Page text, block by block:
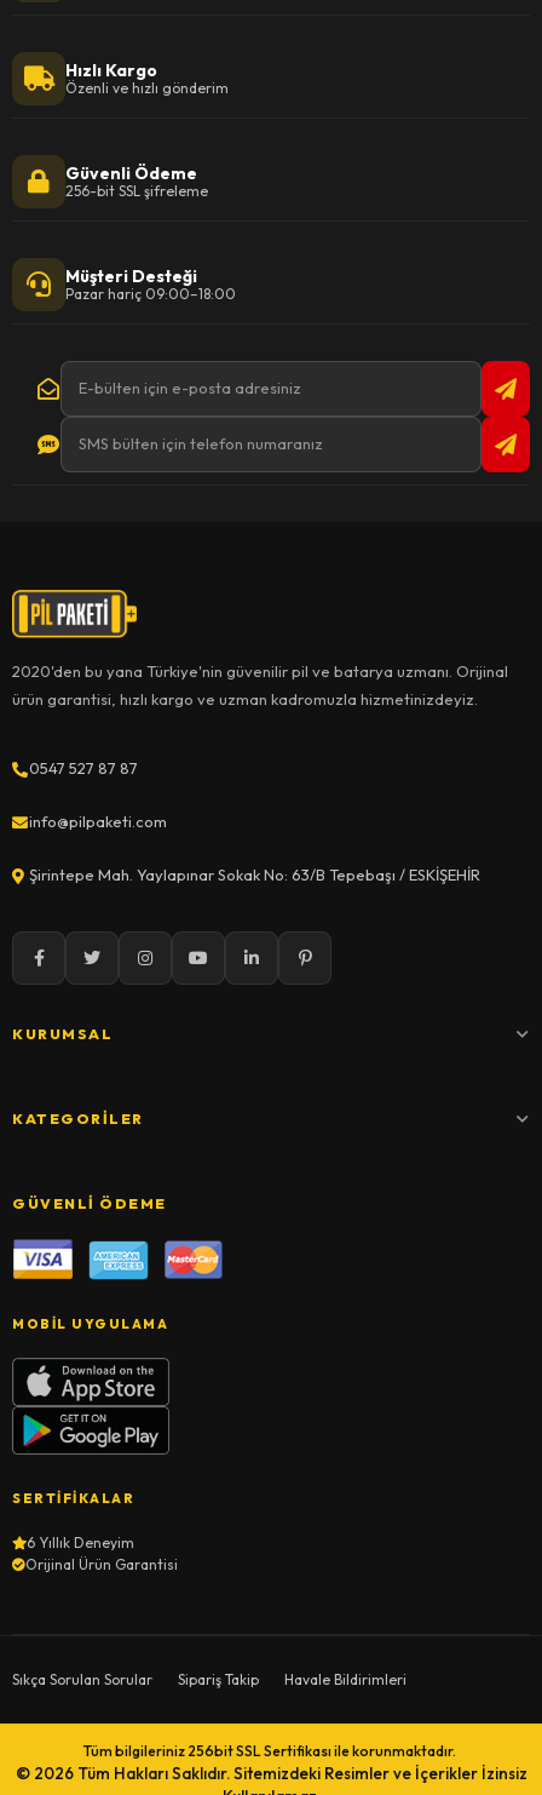
Hızlı Kargo
Özenli ve hızlı gönderim
Güvenli Ödeme
256-bit SSL şifreleme
Müşteri Desteği
Pazar hariç 09:00–18:00
2020'den bu yana Türkiye'nin güvenilir pil ve batarya uzmanı. Orijinal
ürün garantisi, hızlı kargo ve uzman kadromuzla hizmetinizdeyiz.
0547 527 87 87
info@pilpaketi.com
Şirintepe Mah. Yaylapınar Sokak No: 63/B Tepebaşı / ESKİŞEHİR
KURUMSAL
KATEGORILER
GÜVENLI ÖDEME
MOBIL UYGULAMA
SERTIFIKALAR
6 Yıllık Deneyim
Orijinal Ürün Garantisi
Sıkça Sorulan Sorular Sipariş Takip Havale Bildirimleri
Tüm bilgileriniz 256bit SSL Sertifikası ile korunmaktadır.
© 2026 Tüm Hakları Saklıdır. Sitemizdeki Resimler ve İçerikler İzinsiz